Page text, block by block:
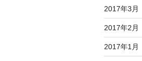
2017年3月
2017年2月
2017年1月